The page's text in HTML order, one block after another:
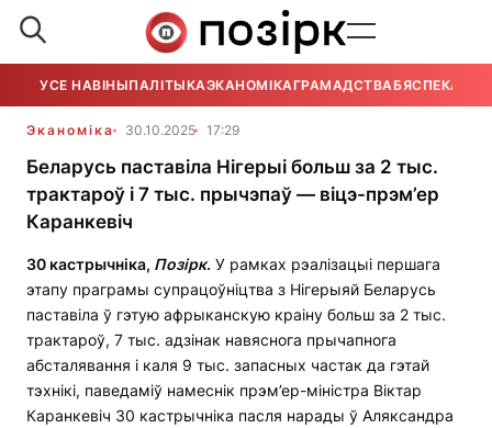
УСЕ НАВІНЫПАЛІТЫКАЭКАНОМІКАГРАМАДСТВАБЯСПЕКА
Эканоміка 30.10.2025 17:29
Беларусь паставіла Нігерыі больш за 2 тыс.
трактароў і 7 тыс. прычэпаў — віцэ-прэм’ер
Каранкевіч
30 кастрычніка, Позірк. У рамках рэалізацыі першага
этапу праграмы супрацоўніцтва з Нігерыяй Беларусь
паставіла ў гэтую афрыканскую краіну больш за 2 тыс.
трактароў, 7 тыс. адзінак навяснога прычапнога
абсталявання і каля 9 тыс. запасных частак да гэтай
тэхнікі, паведаміў намеснік прэм’ер-міністра Віктар
Каранкевіч 30 кастрычніка пасля нарады ў Аляксандра